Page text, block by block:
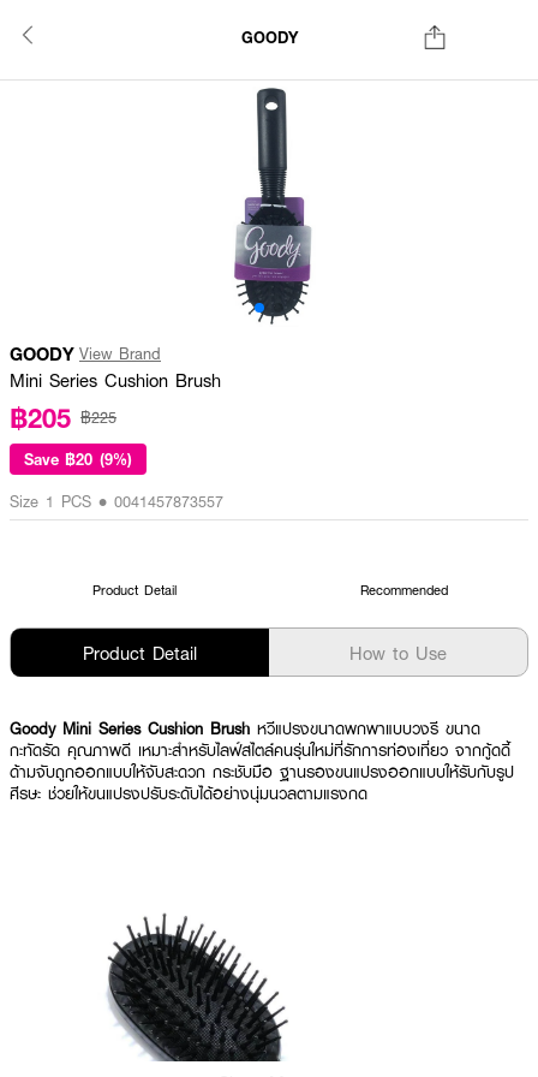
GOODY
GOODY View Brand
Mini Series Cushion Brush
฿205 ฿225
Save ฿20 (9%)
Size 1 PCS • 0041457873557
Product Detail Recommended
Product Detail How to Use
Goody Mini Series Cushion Brush หวีแปรงขนาดพกพาแบบวงรี ขนาด
กะทัดรัด คุณภาพดี เหมาะสำหรับไลฟ์สไตล์คนรุ่นใหม่ที่รักการท่องเที่ยว จากกู้ดดี้
ด้ามจับถูกออกแบบให้จับสะดวก กระชับมือ ฐานรองขนแปรงออกแบบให้รับกับรูป
ศีรษะ ช่วยให้ขนแปรงปรับระดับได้อย่างนุ่มนวลตามแรงกด